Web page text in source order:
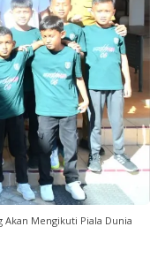
Akan Mengikuti Piala Dunia